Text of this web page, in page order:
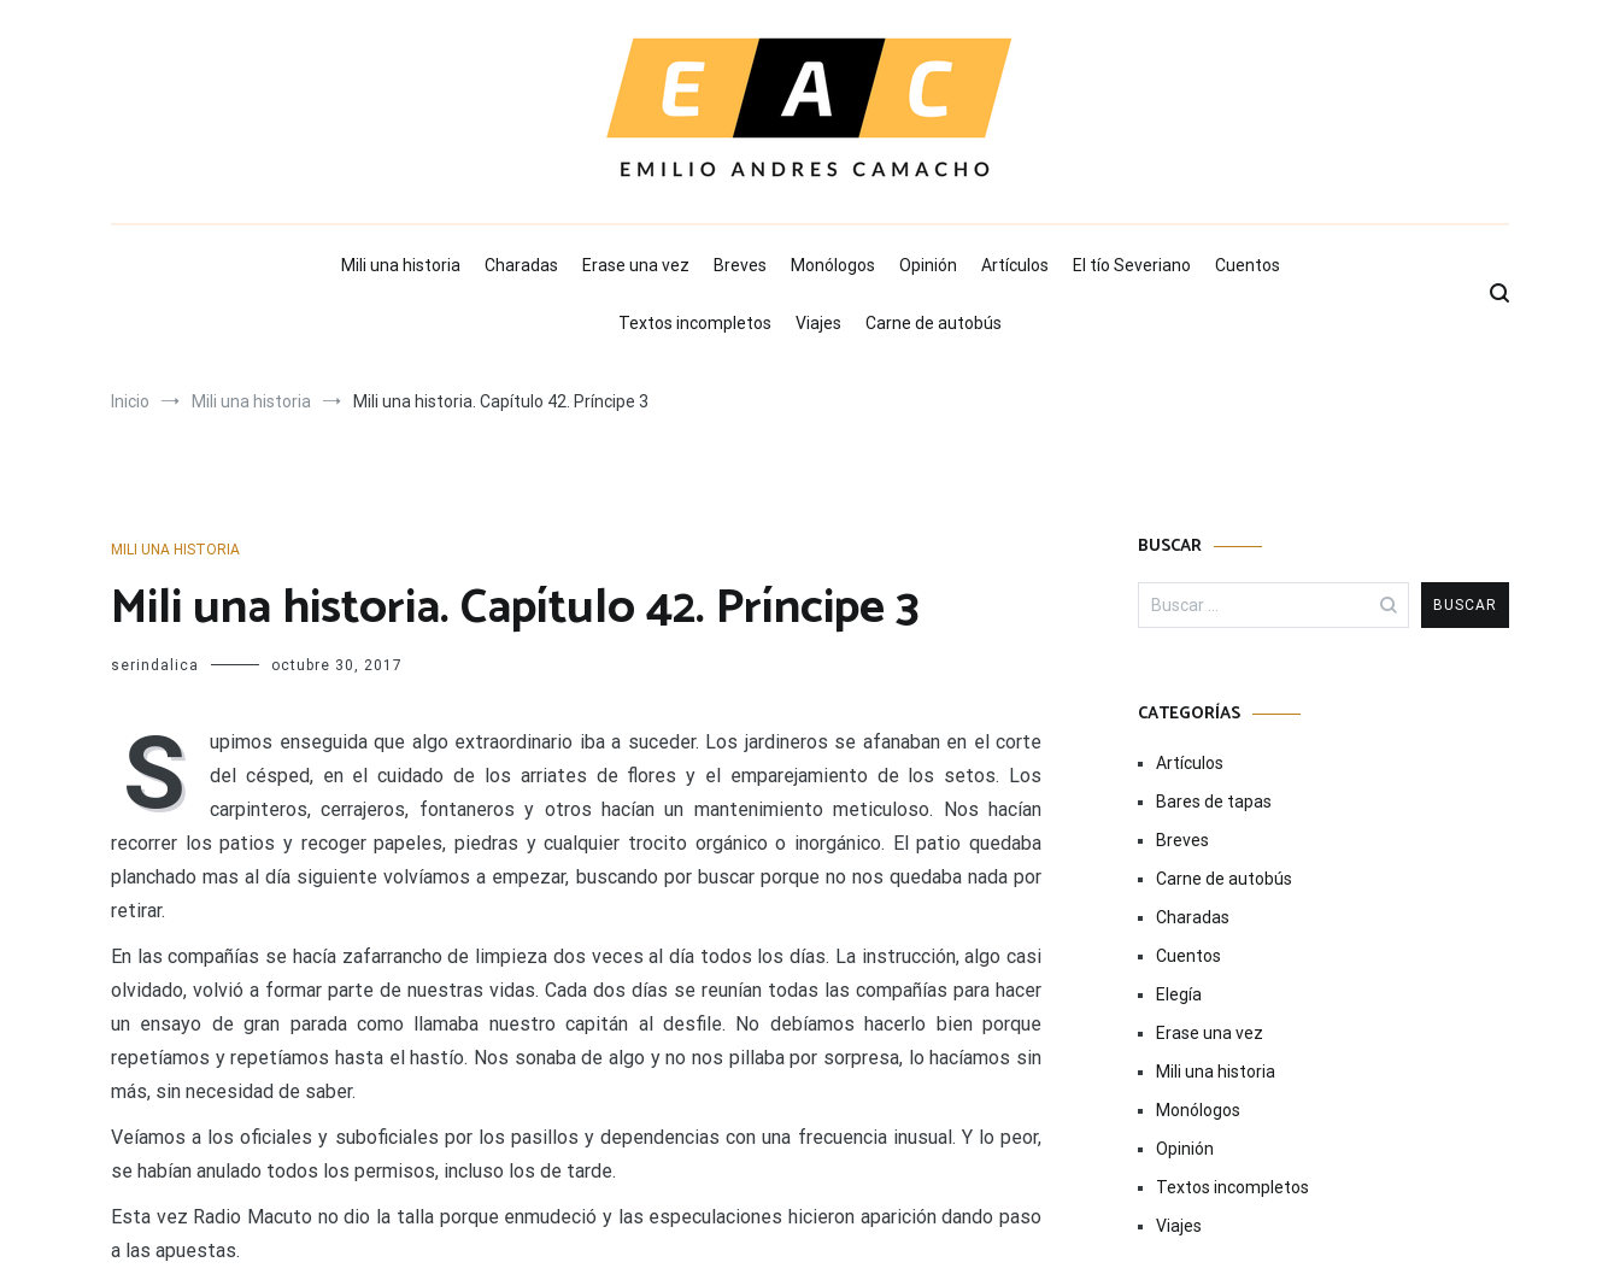
Mili una historia Charadas Erase una vez Breves Monólogos Opinión Artículos El tío Severiano Cuentos
Textos incompletos Viajes Carne de autobús
Inicio Mili una historia Mili una historia. Capítulo 42. Príncipe 3
MILI UNA HISTORIA
Mili una historia. Capítulo 42. Príncipe 3
serindalica octubre 30, 2017
S
upimos enseguida que algo extraordinario iba a suceder. Los jardineros se afanaban en el corte
del césped, en el cuidado de los arriates de flores y el emparejamiento de los setos. Los
carpinteros, cerrajeros, fontaneros y otros hacían un mantenimiento meticuloso. Nos hacían
recorrer los patios y recoger papeles, piedras y cualquier trocito orgánico o inorgánico. El patio quedaba
planchado mas al día siguiente volvíamos a empezar, buscando por buscar porque no nos quedaba nada por
retirar.
En las compañías se hacía zafarrancho de limpieza dos veces al día todos los días. La instrucción, algo casi
olvidado, volvió a formar parte de nuestras vidas. Cada dos días se reunían todas las compañías para hacer
un ensayo de gran parada como llamaba nuestro capitán al desfile. No debíamos hacerlo bien porque
repetíamos y repetíamos hasta el hastío. Nos sonaba de algo y no nos pillaba por sorpresa, lo hacíamos sin
más, sin necesidad de saber.
Veíamos a los oficiales y suboficiales por los pasillos y dependencias con una frecuencia inusual. Y lo peor,
se habían anulado todos los permisos, incluso los de tarde.
Esta vez Radio Macuto no dio la talla porque enmudeció y las especulaciones hicieron aparición dando paso
a las apuestas.
BUSCAR
Buscar:
CATEGORÍAS
Artículos
Bares de tapas
Breves
Carne de autobús
Charadas
Cuentos
Elegía
Erase una vez
Mili una historia
Monólogos
Opinión
Textos incompletos
Viajes